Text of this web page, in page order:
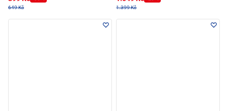
649 Kč
1.399 Kč